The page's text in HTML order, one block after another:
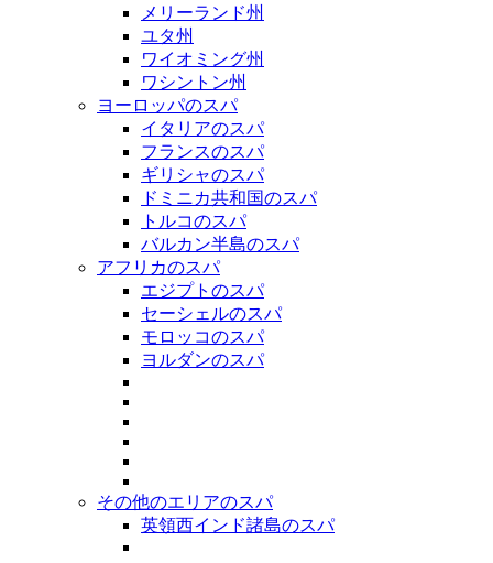
メリーランド州
ユタ州
ワイオミング州
ワシントン州
ヨーロッパのスパ
イタリアのスパ
フランスのスパ
ギリシャのスパ
ドミニカ共和国のスパ
トルコのスパ
バルカン半島のスパ
アフリカのスパ
エジプトのスパ
セーシェルのスパ
モロッコのスパ
ヨルダンのスパ
その他のエリアのスパ
英領西インド諸島のスパ